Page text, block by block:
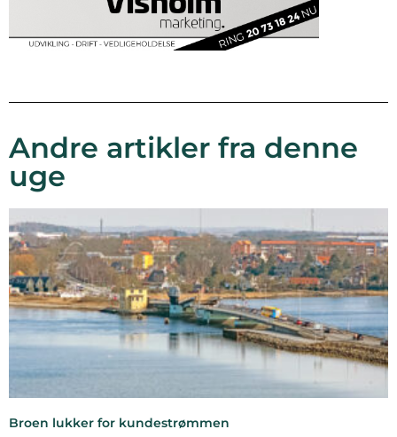
Andre artikler fra denne
uge
Broen lukker for kundestrømmen